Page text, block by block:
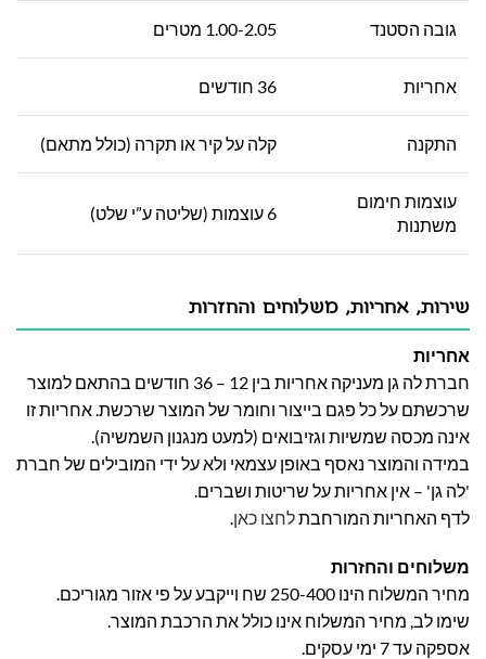
גובה הסטנד 1.00-2.05 מטרים
אחריות 36 חודשים
התקנה קלה על קיר או תקרה (כולל מתאם)
עוצמות חימום
משתנות
6 עוצמות (שליטה ע”י שלט)
שירות, אחריות, משלוחים והחזרות
אחריות
חברת לה גן מעניקה אחריות בין 12 – 36 חודשים בהתאם למוצר
שרכשתם על כל פגם בייצור וחומר של המוצר שרכשת. אחריות זו
אינה מכסה שמשיות וגזיבואים (למעט מנגנון השמשיה).
במידה והמוצר נאסף באופן עצמאי ולא על ידי המובילים של חברת
'לה גן' – אין אחריות על שריטות ושברים.
לדף האחריות המורחבתלחצו כאן.
משלוחים והחזרות
מחיר המשלוח הינו 250-400 שח וייקבע על פי אזור מגוריכם.
שימו לב, מחיר המשלוח אינו כולל את הרכבת המוצר.
אספקה עד 7 ימי עסקים.